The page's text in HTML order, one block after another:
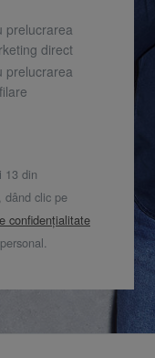
prelucrarea
direct
prelucrarea
13 din
dând clic pe
confidențialitate